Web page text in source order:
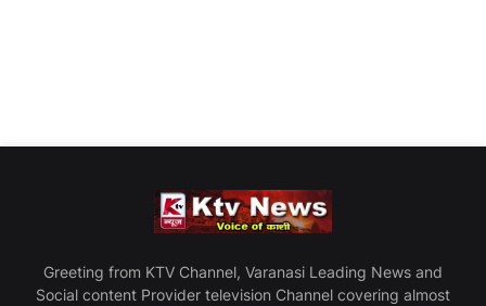
Greeting from KTV Channel, Varanasi Leading News and
Social content Provider television Channel covering almost